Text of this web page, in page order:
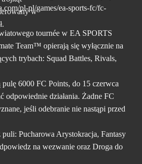
pl-pl/games/ea-sports-fc/fc-
tournée w EA SPORTS
Team™ opierają się wyłącznie na
trybach: Squad Battles, Rivals,
6000 FC Points, do 15 czerwca
odpowiednie działania. Żadne FC
jeśli odebranie nie nastąpi przed
Pucharowa Arystokracja, Fantasy
na wezwanie oraz Droga do